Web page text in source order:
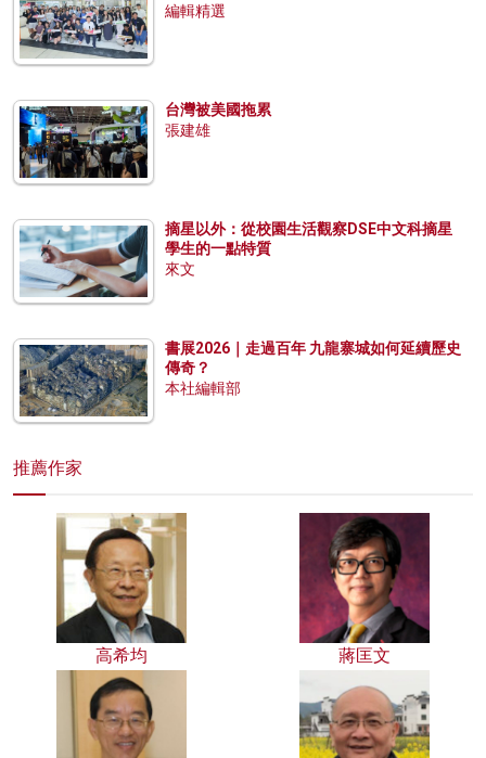
編輯精選
台灣被美國拖累
張建雄
摘星以外：從校園生活觀察DSE中文科摘星
學生的一點特質
來文
書展2026｜走過百年 九龍寨城如何延續歷史
傳奇？
本社編輯部
推薦作家
高希均 蔣匡文